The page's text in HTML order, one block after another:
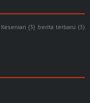
Kesenian (3) berita terbaru (3)